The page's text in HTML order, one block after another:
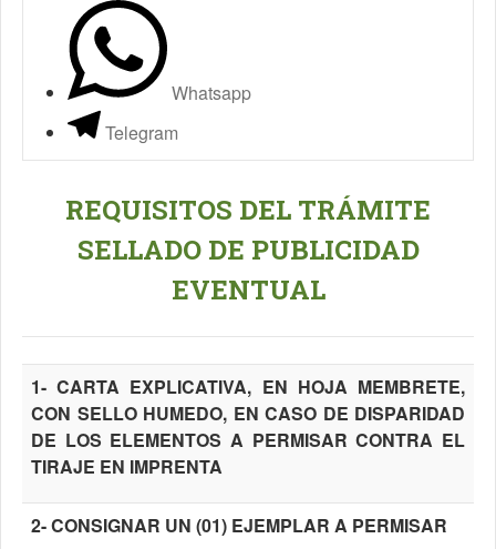
Whatsapp
Telegram
REQUISITOS DEL TRÁMITE
SELLADO DE PUBLICIDAD
EVENTUAL
1- CARTA EXPLICATIVA, EN HOJA MEMBRETE,
CON SELLO HUMEDO, EN CASO DE DISPARIDAD
DE LOS ELEMENTOS A PERMISAR CONTRA EL
TIRAJE EN IMPRENTA
2- CONSIGNAR UN (01) EJEMPLAR A PERMISAR